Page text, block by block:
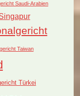
Saudi-Arabien
Taiwan
Türkei